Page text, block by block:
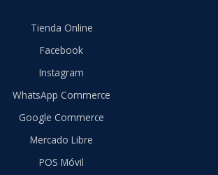
Tienda Online
Facebook
Instagram
WhatsApp Commerce
Google Commerce
Mercado Libre
POS Móvil